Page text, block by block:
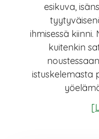
esikuva,
ihmisessä
kuitenkin
istuskelemasta